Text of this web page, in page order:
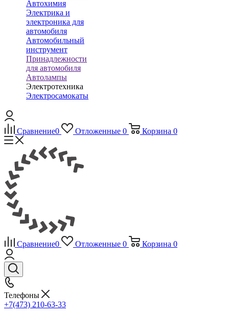
Автохимия
Электрика и
электроника для
автомобиля
Автомобильный
инструмент
Принадлежности
для автомобиля
Автолампы
Электротехника
Электросамокаты
Сравнение0 Отложенные 0 Корзина 0
Сравнение0 Отложенные 0 Корзина 0
Телефоны
+7(473) 210-63-33